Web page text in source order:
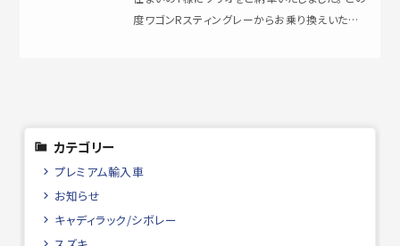
度ワゴンRスティングレーからお乗り換えいただ
カテゴリー
プレミアム輸入車
お知らせ
キャディラック/シボレー